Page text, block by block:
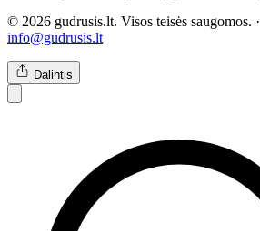
© 2026 gudrusis.lt. Visos teisės saugomos. ·
info@gudrusis.lt
Dalintis